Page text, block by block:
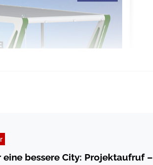
bessere City: Projektaufruf –